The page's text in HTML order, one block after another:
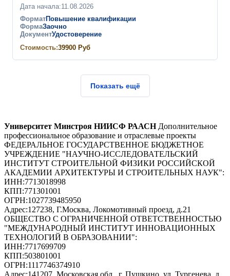
Дата начала:11.08.2026
ФорматПовышение квалификации
ФормаЗаочно
ДокументУдостоверение
Стоимость:39900 Руб
Показать ещё
Университет Минстроя НИИСФ РААСН Дополнительное
профессиональное образование и отраслевые проекты
ФЕДЕРАЛЬНОЕ ГОСУДАРСТВЕННОЕ БЮДЖЕТНОЕ
УЧРЕЖДЕНИЕ "НАУЧНО-ИССЛЕДОВАТЕЛЬСКИЙ
ИНСТИТУТ СТРОИТЕЛЬНОЙ ФИЗИКИ РОССИЙСКОЙ
АКАДЕМИИ АРХИТЕКТУРЫ И СТРОИТЕЛЬНЫХ НАУК":
ИНН:7713018998
КПП:771301001
ОГРН:1027739485950
Адрес:127238, Г.Москва, Локомотивный проезд, д.21
ОБЩЕСТВО С ОГРАНИЧЕННОЙ ОТВЕТСТВЕННОСТЬЮ
"МЕЖДУНАРОДНЫЙ ИНСТИТУТ ИННОВАЦИОННЫХ
ТЕХНОЛОГИЙ В ОБРАЗОВАНИИ":
ИНН:7717699709
КПП:503801001
ОГРН:1117746374910
Адрес:141207, Московская обл., г. Пушкино, ул. Тургенева, д.